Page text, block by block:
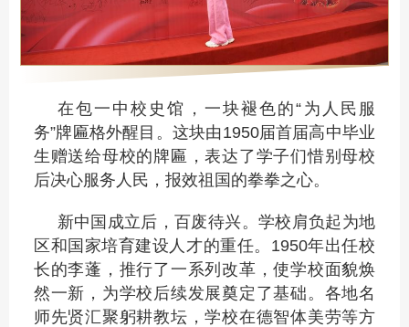
在包一中校史馆，一块褪色的“为人民服
务”牌匾格外醒目。这块由1950届首届高中毕业
生赠送给母校的牌匾，表达了学子们惜别母校
后决心服务人民，报效祖国的拳拳之心。
新中国成立后，百废待兴。学校肩负起为地
区和国家培育建设人才的重任。1950年出任校
长的李蓬，推行了一系列改革，使学校面貌焕
然一新，为学校后续发展奠定了基础。各地名
师先贤汇聚躬耕教坛，学校在德智体美劳等方